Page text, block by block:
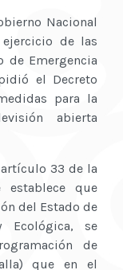
Nacional
de las
de Emergencia
el Decreto
para la
abierta
33 de la
que
del Estado de
Ecológica, se
de
que en el